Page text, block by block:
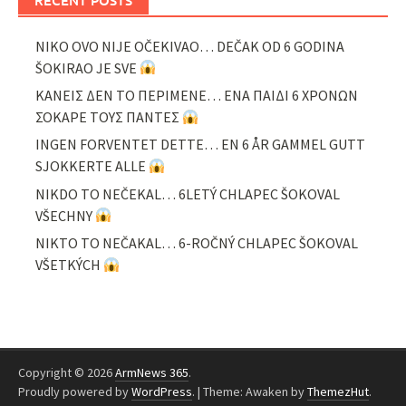
NIKO OVO NIJE OČEKIVAO… DEČAK OD 6 GODINA
ŠOKIRAO JE SVE
ΚΑΝΕΙΣ ΔΕΝ ΤΟ ΠΕΡΙΜΕΝΕ… ΕΝΑ ΠΑΙΔΙ 6 ΧΡΟΝΩΝ
ΣΟΚΑΡΕ ΤΟΥΣ ΠΑΝΤΕΣ
INGEN FORVENTET DETTE… EN 6 ÅR GAMMEL GUTT
SJOKKERTE ALLE
NIKDO TO NEČEKAL… 6LETÝ CHLAPEC ŠOKOVAL
VŠECHNY
NIKTO TO NEČAKAL… 6-ROČNÝ CHLAPEC ŠOKOVAL
VŠETKÝCH
Copyright © 2026ArmNews 365.
Proudly powered byWordPress. | Theme: Awaken byThemezHut.